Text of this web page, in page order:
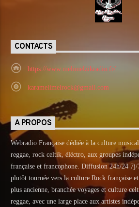
CONTACTS
https://www.melimelzikradio.fr/
karamelimelrock@gmail.com
A PROPOS
Webradio Française dédiée à la culture
reggae, rock celtik, éléctro, aux groupes
française et francophone. Diffusion 24h/24
plutôt tournée vers la culture Rock française
plus ancienne, branchée voyages et culture
reggae, avec une large place aux artistes